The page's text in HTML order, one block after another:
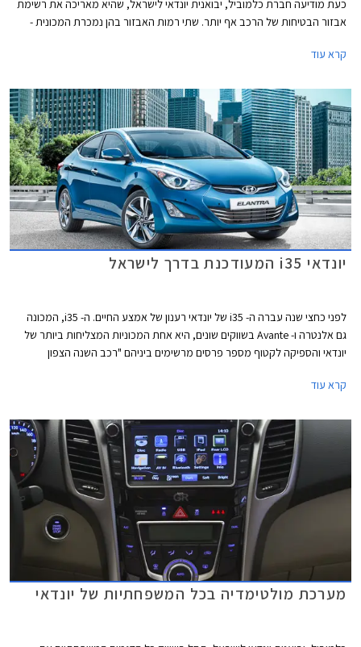
כעת מודיעה חברת כלמוביל, יבואנית יונדאי לישראל, שהיא מאריכה את רשימת
אבזור הבטיחות של הרכב אף יותר. שתי רמות האבזור בהן נמכרת המכונית -
מובילאיי וללא שינוי במחיר.
קרא עוד
יונדאי i35 המעודכנת בדרך לישראל
לפני כחצי שנה עברה ה- i35 של יונדאי רענון של אמצע החיים. ה- i35, המכונה
גם אלנטרה ו- Avante בשווקים שונים, היא אחת המכוניות המצליחות ביותר של
יונדאי והספיקה לקטוף מספר פרסים מרשימים ביניהם "רכב השנה הצפון
בעיצוב חדש, פנסי תאורת יום חדשים וחישוקי סגסוגת בעיצוב חדש. תא הנוסעים
מיזוג למושב האחורי ועוד.
קרא עוד
מערכת מולטימדיה בכל המשפחתיות של יונדאי